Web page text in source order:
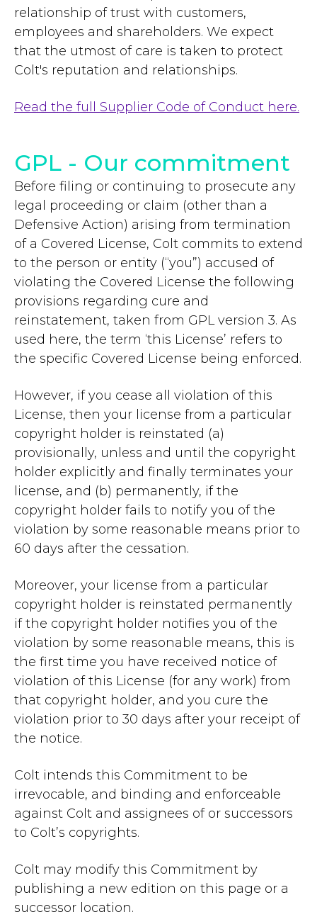
relationship of trust with customers,
employees and shareholders. We expect
that the utmost of care is taken to protect
Colt's reputation and relationships.
Read the full Supplier Code of Conduct here.
GPL - Our commitment
Before filing or continuing to prosecute any
legal proceeding or claim (other than a
Defensive Action) arising from termination
of a Covered License, Colt commits to extend
to the person or entity (“you”) accused of
violating the Covered License the following
provisions regarding cure and
reinstatement, taken from GPL version 3. As
used here, the term ‘this License’ refers to
the specific Covered License being enforced.
However, if you cease all violation of this
License, then your license from a particular
copyright holder is reinstated (a)
provisionally, unless and until the copyright
holder explicitly and finally terminates your
license, and (b) permanently, if the
copyright holder fails to notify you of the
violation by some reasonable means prior to
60 days after the cessation.
Moreover, your license from a particular
copyright holder is reinstated permanently
if the copyright holder notifies you of the
violation by some reasonable means, this is
the first time you have received notice of
violation of this License (for any work) from
that copyright holder, and you cure the
violation prior to 30 days after your receipt of
the notice.
Colt intends this Commitment to be
irrevocable, and binding and enforceable
against Colt and assignees of or successors
to Colt’s copyrights.
Colt may modify this Commitment by
publishing a new edition on this page or a
successor location.